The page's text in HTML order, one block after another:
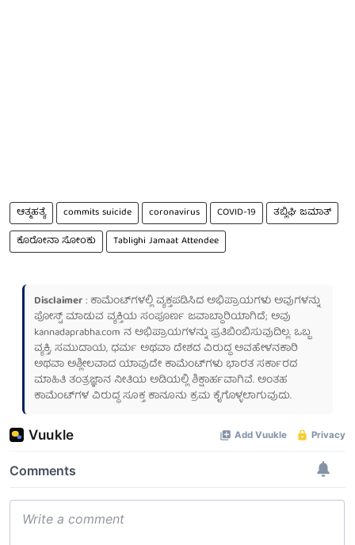
ಆತ್ಮಹತ್ಯೆ commits suicide coronavirus COVID-19
ತಬ್ಲಿಘಿ ಜಮಾತ್
ಕೊರೋನಾ ಸೋಂಕು
Tablighi Jamaat Attendee
Disclaimer: ಕಾಮೆಂಟ್‌ಗಳಲ್ಲಿ ವ್ಯಕ್ತಪಡಿಸಿದ ಅಭಿಪ್ರಾಯಗಳು ಅವುಗಳನ್ನು
ಪೋಸ್ಟ್ ಮಾಡುವ ವ್ಯಕ್ತಿಯ ಸಂಪೂರ್ಣ ಜವಾಬ್ದಾರಿಯಾಗಿದೆ; ಅವು
kannadaprabha.com ನ ಅಭಿಪ್ರಾಯಗಳನ್ನು ಪ್ರತಿಬಿಂಬಿಸುವುದಿಲ್ಲ. ಒಬ್ಬ
ವ್ಯಕ್ತಿ, ಸಮುದಾಯ, ಧರ್ಮ ಅಥವಾ ದೇಶದ ವಿರುದ್ಧ ಅವಹೇಳನಕಾರಿ
ಅಥವಾ ಅಶ್ಲೀಲವಾದ ಯಾವುದೇ ಕಾಮೆಂಟ್‌ಗಳು ಭಾರತ ಸರ್ಕಾರದ
ಮಾಹಿತಿ ತಂತ್ರಜ್ಞಾನ ನೀತಿಯ ಅಡಿಯಲ್ಲಿ ಶಿಕ್ಷಾರ್ಹವಾಗಿವೆ. ಅಂತಹ
ಕಾಮೆಂಟ್‌ಗಳ ವಿರುದ್ಧ ಸೂಕ್ತ ಕಾನೂನು ಕ್ರಮ ಕೈಗೊಳ್ಳಲಾಗುವುದು.